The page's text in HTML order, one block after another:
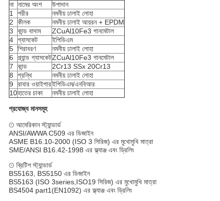
না নামের অংশ
উপাদান
1
শরীর
নমনীয় ঢালাই লোহা
2
কীলক
নমনীয় ঢালাই আয়রন + EPDM
3
কান্ড বাদাম
ZCuAl10Fe3 গানমেটাল
4 গ্যাসকেট
ইপিডিএম
5 শিরাবরণ
নমনীয় ঢালাই লোহা
6
গ্ল্যান্ড গ্যাসকেটZCuAl10Fe3 গানমেটাল
7
কান্ড
2Cr13 SSx 20Cr13
8
গ্রন্থি
নমনীয় ঢালাই লোহা
9
রাবার ওয়াইপারইপিডিএম/এনবিআর
10হাতের চাকা
নমনীয় ঢালাই লোহা
প্রযোজ্য মানসমূহ
⊙ আমেরিকান স্ট্যান্ডার্ড
ANSI/AWWA C509 এর ডিজাইন
ASME B16.10-2000 (ISO 3 সিরিজ) এর মুখোমুখি মাত্রা
SME/ANSI B16.42-1998 এর ফ্ল্যাঞ্জ এবং ড্রিলিং
⊙ ব্রিটিশ স্ট্যান্ডার্ড
BS5163, BS5150 এর ডিজাইন
BS5163 (ISO 3series,ISO19 সিরিজ) এর মুখোমুখি মাত্রা
BS4504 part1(EN1092) এর ফ্ল্যাঞ্জ এবং ড্রিলিং